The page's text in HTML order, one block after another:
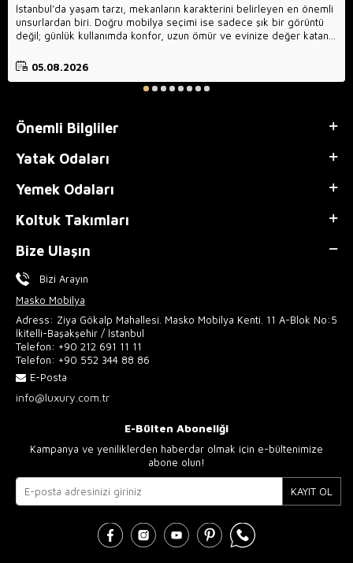
İstanbul’da yaşam tarzı, mekanların karakterini belirleyen en önemli
unsurlardan biri. Doğru mobilya seçimi ise sadece şık bir görüntü
değil; günlük kullanımda konfor, uzun ömür ve evinize değer katan
daha hızlı bulmanıza yardımcı olacak pratik ipuçlarını bulacaksınız.
05.08.2026
Önemli Bilgliler
Yatak Odaları
Yemek Odaları
Koltuk Takımları
Bize Ulaşın
Bizi Arayın
Masko Mobilya
Adress: Ziya Gökalp Mahallesi. Masko Mobilya Kenti. 11 A-Blok No:5
İkitelli-Başakşehir / İstanbul
Telefon: +90 212 691 11 11
Telefon: +90 552 344 88 86
E-Posta
info@luxury.com.tr
E-Bülten Aboneliği
Kampanya ve yeniliklerden haberdar olmak için e-bültenimize
abone olun!
KAYIT OL